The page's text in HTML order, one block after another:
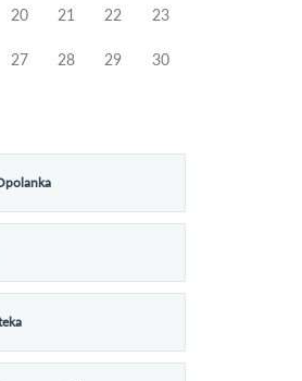
20 21 22 23
27 28 29 30